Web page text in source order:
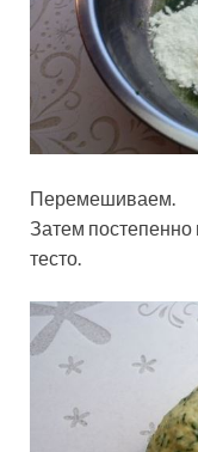
Перемешиваем.
Затем
тесто.